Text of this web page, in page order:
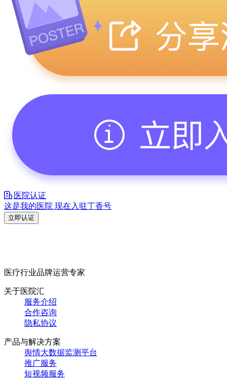
医院认证
这是我的医院 现在入驻丁香号
立即认证
医疗行业品牌运营专家
关于医院汇
服务介绍
合作咨询
隐私协议
产品与解决方案
舆情大数据监测平台
推广服务
短视频服务